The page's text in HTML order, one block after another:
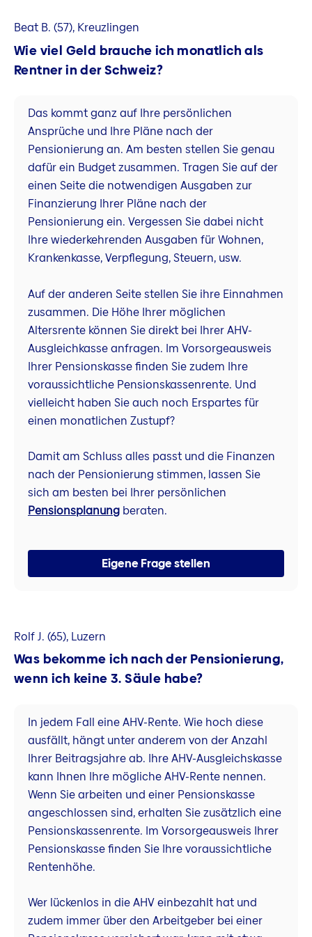
Beat B. (57), Kreuzlingen
Wie viel Geld brauche ich monatlich als
Rentner in der Schweiz?
Das kommt ganz auf Ihre persönlichen
Ansprüche und Ihre Pläne nach der
Pensionierung an. Am besten stellen Sie genau
dafür ein Budget zusammen. Tragen Sie auf der
einen Seite die notwendigen Ausgaben zur
Finanzierung Ihrer Pläne nach der
Pensionierung ein. Vergessen Sie dabei nicht
Ihre wiederkehrenden Ausgaben für Wohnen,
Krankenkasse, Verpflegung, Steuern, usw.
Auf der anderen Seite stellen Sie ihre Einnahmen
zusammen. Die Höhe Ihrer möglichen
Altersrente können Sie direkt bei Ihrer AHV-
Ausgleichkasse anfragen. Im Vorsorgeausweis
Ihrer Pensionskasse finden Sie zudem Ihre
voraussichtliche Pensionskassenrente. Und
vielleicht haben Sie auch noch Erspartes für
einen monatlichen Zustupf?
Damit am Schluss alles passt und die Finanzen
nach der Pensionierung stimmen, lassen Sie
sich am besten bei Ihrer persönlichen
Pensionsplanung beraten.
Eigene Frage stellen
Rolf J. (65), Luzern
Was bekomme ich nach der Pensionierung,
wenn ich keine 3. Säule habe?
In jedem Fall eine AHV-Rente. Wie hoch diese
ausfällt, hängt unter anderem von der Anzahl
Ihrer Beitragsjahre ab. Ihre AHV-Ausgleichskasse
kann Ihnen Ihre mögliche AHV-Rente nennen.
Wenn Sie arbeiten und einer Pensionskasse
angeschlossen sind, erhalten Sie zusätzlich eine
Pensionskassenrente. Im Vorsorgeausweis Ihrer
Pensionskasse finden Sie Ihre voraussichtliche
Rentenhöhe.
Wer lückenlos in die AHV einbezahlt hat und
zudem immer über den Arbeitgeber bei einer